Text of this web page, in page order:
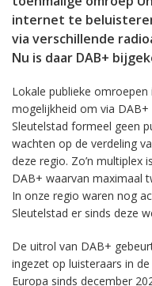
internet te
via verschillende
Nu is daar DAB+
Lokale publieke
mogelijkheid om via
Sleutelstad formeel geen
wachten op de verdeling
deze regio. Zo’n multiplex
DAB+ waarvan maximaal
In onze regio waren nog
Sleutelstad er sinds deze
De uitrol van DAB+
ingezet op luisteraars in
Europa sinds december